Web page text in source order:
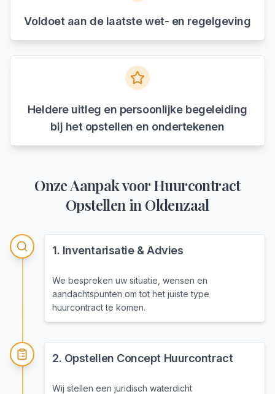
Voldoet aan de laatste wet- en regelgeving
Heldere uitleg en persoonlijke begeleiding
bij het opstellen en ondertekenen
Onze Aanpak voorHuurcontract
Opstellen in Oldenzaal
1. Inventarisatie & Advies
We bespreken uw situatie, wensen en
aandachtspunten om tot het juiste type
huurcontract te komen.
2. Opstellen Concept Huurcontract
Wij stellen een juridisch waterdicht